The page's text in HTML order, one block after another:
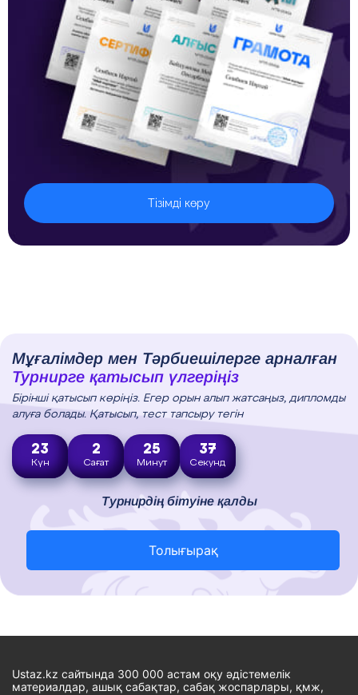
Тізімді көру
Мұғалімдер мен Тәрбиешілерге арналған
Турнирге қатысып үлгеріңіз
Бірінші қатысып көріңіз. Егер орын алып жатсаңыз, дипломды
алуға болады. Қатысып, тест тапсыру тегін
23
Күн
2
Сағат
25
Минут
36
Секунд
Турнирдің бітуіне қалды
Толығырақ
Ustaz.kz сайтында 300 000 астам оқу әдістемелік
материалдар, ашық сабақтар, сабақ жоспарлары, қмж,